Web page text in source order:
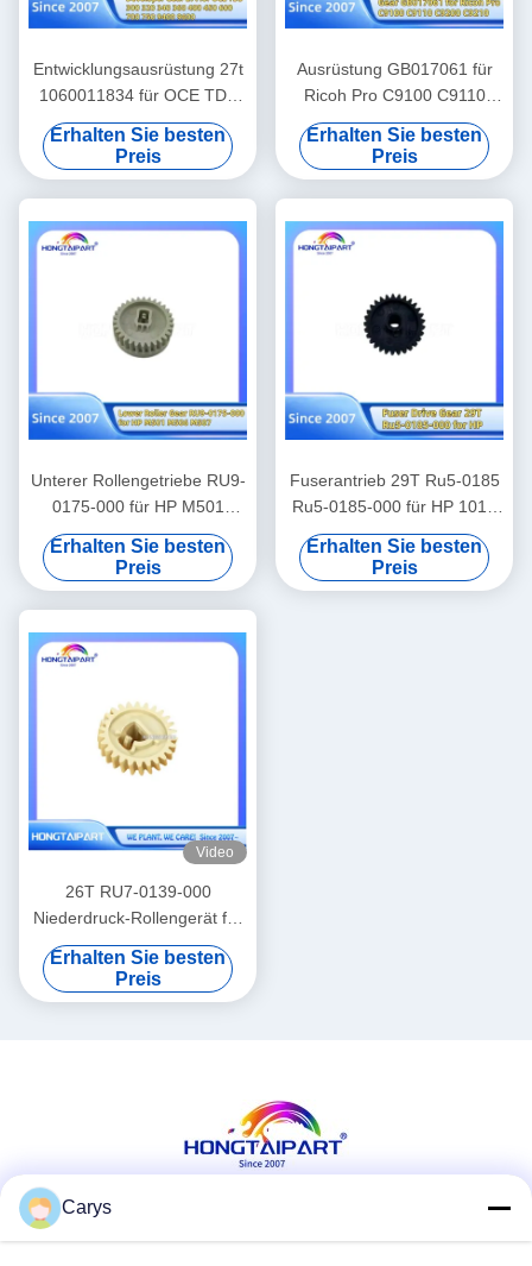
Entwicklungsausrüstung 27t
1060011834 für OCE TDS
300 320 340 360 400 450
600 700 750 9400 9600
Ausrüstung
Erhalten Sie besten
Preis
Ausrüstung GB017061 für
Ricoh Pro C9100 C9110
C9200 C9210 Ersatzteile
Farblaserdrucker
Erhalten Sie besten
Preis
Unterer Rollengetriebe RU9-
0175-000 für HP M501
M506 M527 Ersatzteile
Hongtaipart
Erhalten Sie besten
Preis
Fuserantrieb 29T Ru5-0185
Ru5-0185-000 für HP 1010
1012 1015 1018 1020
M1005 3015 3020 3030
Canon Fax L100 L120 L95
Erhalten Sie besten
Preis
Video
26T RU7-0139-000
Niederdruck-Rollengerät für
den Drucker LaserJet Pro
P1566 P1606
Erhalten Sie besten
Preis
Carys